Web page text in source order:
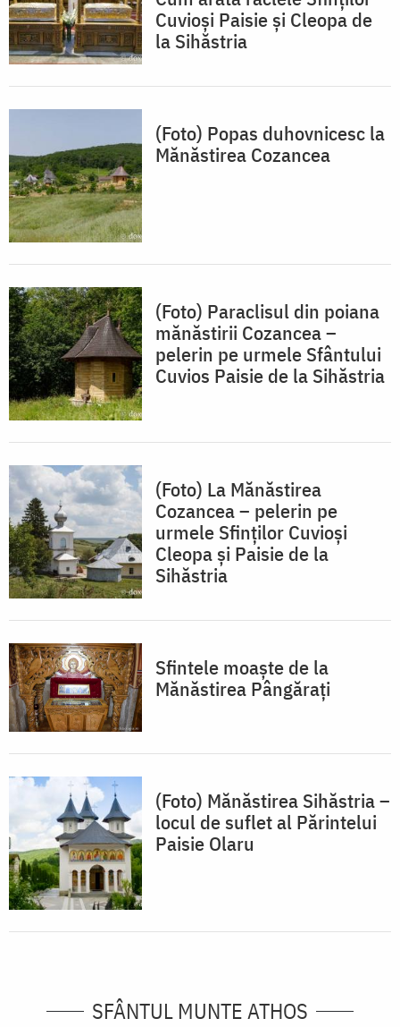
Cuvioși Paisie și Cleopa de
la Sihăstria
(Foto) Popas duhovnicesc la
Mănăstirea Cozancea
(Foto) Paraclisul din poiana
mănăstirii Cozancea –
pelerin pe urmele Sfântului
Cuvios Paisie de la Sihăstria
(Foto) La Mănăstirea
Cozancea – pelerin pe
urmele Sfinților Cuvioși
Cleopa și Paisie de la
Sihăstria
Sfintele moaște de la
Mănăstirea Pângărați
(Foto) Mănăstirea Sihăstria –
locul de suflet al Părintelui
Paisie Olaru
SFÂNTUL MUNTE ATHOS